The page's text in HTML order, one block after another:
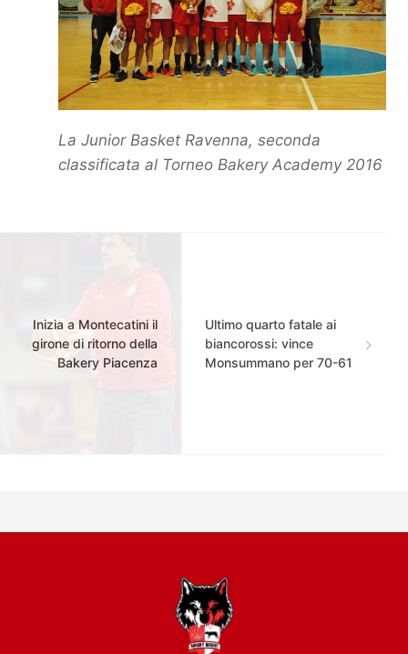
La Junior Basket Ravenna, seconda
classificata al Torneo Bakery Academy 2016
Inizia a Montecatini il
girone di ritorno della
Bakery Piacenza
Ultimo quarto fatale ai
biancorossi: vince
Monsummano per 70-61